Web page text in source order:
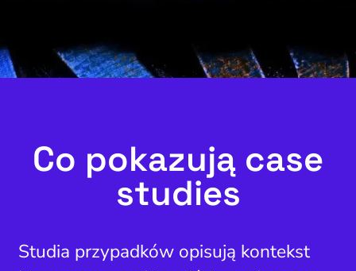
Co pokazują case
studies
Studia przypadków opisują kontekst